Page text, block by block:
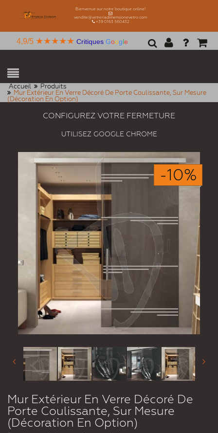
Bienvenue sur notre boutique online!
vendite@vetreriadimensionevetro.com
+39 0163 560432
4,9/5 ★★★★★ Critiques Google
Accueil
Produits
Mur Extérieur En Verre Décoré De Porte Coulissante, Sur Mesure
(Décoration En Option)
CONFIGUREZ VOTRE FERMETURE
UTILISEZ GOOGLE CHROME
-10%
Mur Extérieur En Verre Décoré De
Porte Coulissante, Sur Mesure
(Décoration En Option)